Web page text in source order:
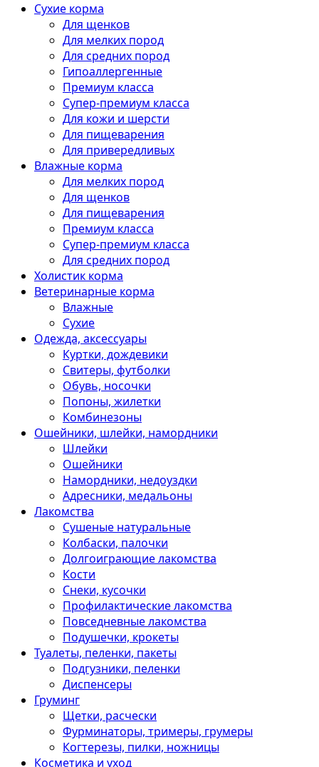
Сухие корма
Для щенков
Для мелких пород
Для средних пород
Гипоаллергенные
Премиум класса
Супер-премиум класса
Для кожи и шерсти
Для пищеварения
Для привередливых
Влажные корма
Для мелких пород
Для щенков
Для пищеварения
Премиум класса
Супер-премиум класса
Для средних пород
Холистик корма
Ветеринарные корма
Влажные
Сухие
Одежда, аксессуары
Куртки, дождевики
Свитеры, футболки
Обувь, носочки
Попоны, жилетки
Комбинезоны
Ошейники, шлейки, намордники
Шлейки
Ошейники
Намордники, недоуздки
Адресники, медальоны
Лакомства
Сушеные натуральные
Колбаски, палочки
Долгоиграющие лакомства
Кости
Снеки, кусочки
Профилактические лакомства
Повседневные лакомства
Подушечки, крокеты
Туалеты, пеленки, пакеты
Подгузники, пеленки
Диспенсеры
Груминг
Щетки, расчески
Фурминаторы, тримеры, грумеры
Когтерезы, пилки, ножницы
Косметика и уход